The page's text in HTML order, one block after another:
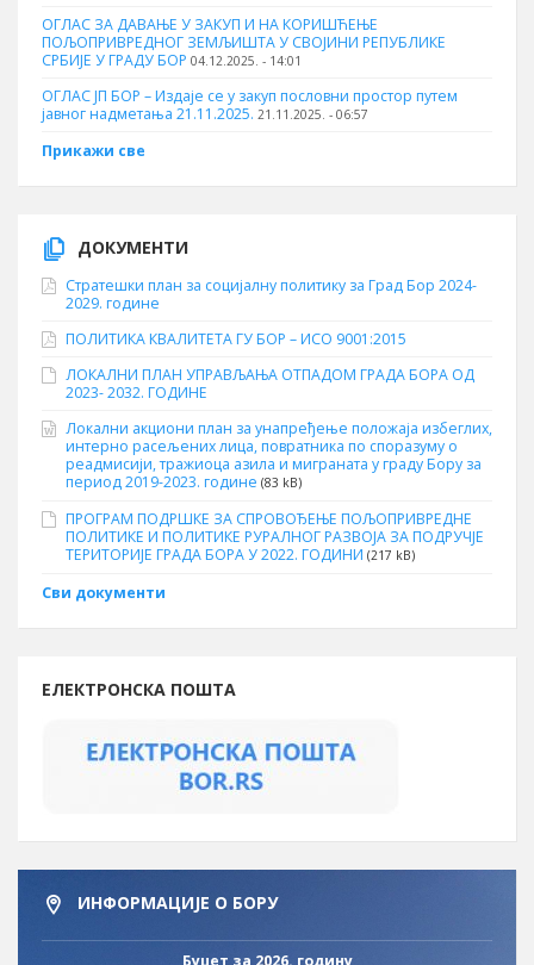
ОГЛАС ЗА ДАВАЊЕ У ЗАКУП И НА КОРИШЋЕЊЕ
ПОЉОПРИВРЕДНОГ ЗЕМЉИШТА У СВОЈИНИ РЕПУБЛИКЕ
СРБИЈЕ У ГРАДУ БОР 04.12.2025. - 14:01
ОГЛАС ЈП БОР – Издаје се у закуп пословни простор путем
јавног надметања 21.11.2025. 21.11.2025. - 06:57
Прикажи све
ДОКУМЕНТИ
Стратешки план за социјалну политику за Град Бор 2024-
2029. године
ПОЛИТИКА КВАЛИТЕТА ГУ БОР – ИСО 9001:2015
ЛОКАЛНИ ПЛАН УПРАВЉАЊА ОТПАДОМ ГРАДА БОРА ОД
2023- 2032. ГОДИНЕ
Локални акциони план за унапређење положаја избеглих,
интерно расељених лица, повратника по споразуму о
реадмисији, тражиоца азила и миграната у граду Бору за
период 2019-2023. године (83 kB)
ПРОГРАМ ПОДРШКЕ ЗА СПРОВОЂЕЊЕ ПОЉОПРИВРЕДНЕ
ПОЛИТИКЕ И ПОЛИТИКЕ РУРАЛНОГ РАЗВОЈА ЗА ПОДРУЧЈЕ
ТЕРИТОРИЈЕ ГРАДА БОРА У 2022. ГОДИНИ (217 kB)
Сви документи
ЕЛЕКТРОНСКА ПОШТА
ИНФОРМАЦИЈЕ О БОРУ
Буџет за 2026. годину